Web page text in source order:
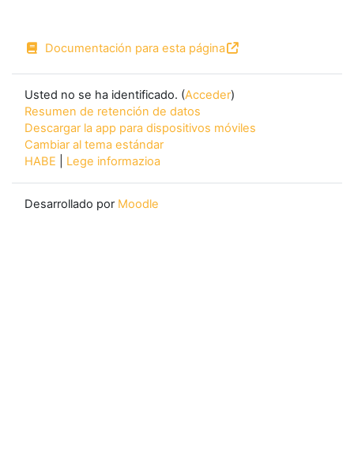
Documentación para esta página
Usted no se ha identificado. (Acceder)
Resumen de retención de datos
Descargar la app para dispositivos móviles
Cambiar al tema estándar
HABE
Lege informazioa
Desarrollado por Moodle